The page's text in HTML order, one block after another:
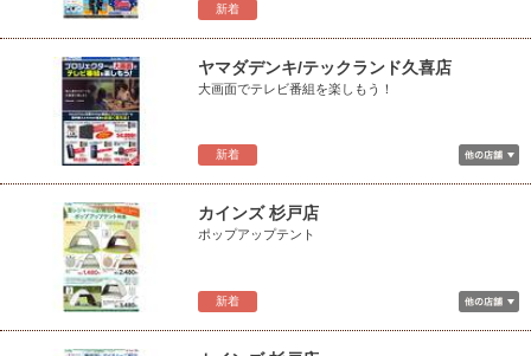
新着
新着
ヤマダデンキ/テックランド久喜店
大画面でテレビ番組を楽しもう！
新着
カインズ 杉戸店
ポップアップテント